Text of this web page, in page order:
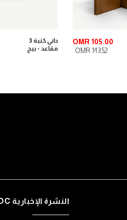
OMR 105.00
OMR 143.52
داني كنبة 3
مقاعد - بيج
النشرة الإخبارية OC